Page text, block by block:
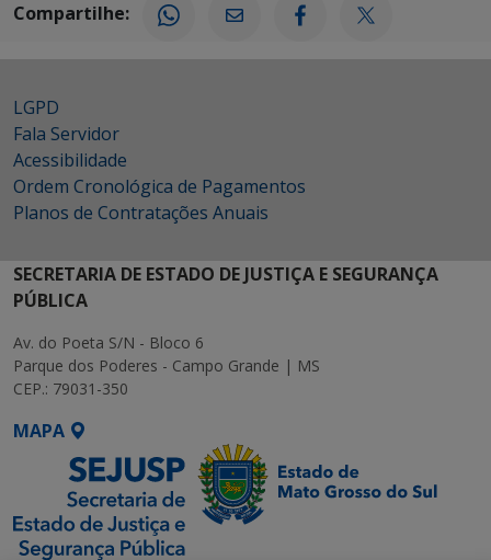
Compartilhe:
LGPD
Fala Servidor
Acessibilidade
Ordem Cronológica de Pagamentos
Planos de Contratações Anuais
SECRETARIA DE ESTADO DE JUSTIÇA E SEGURANÇA
PÚBLICA
Av. do Poeta S/N - Bloco 6
Parque dos Poderes - Campo Grande | MS
CEP.: 79031-350
MAPA